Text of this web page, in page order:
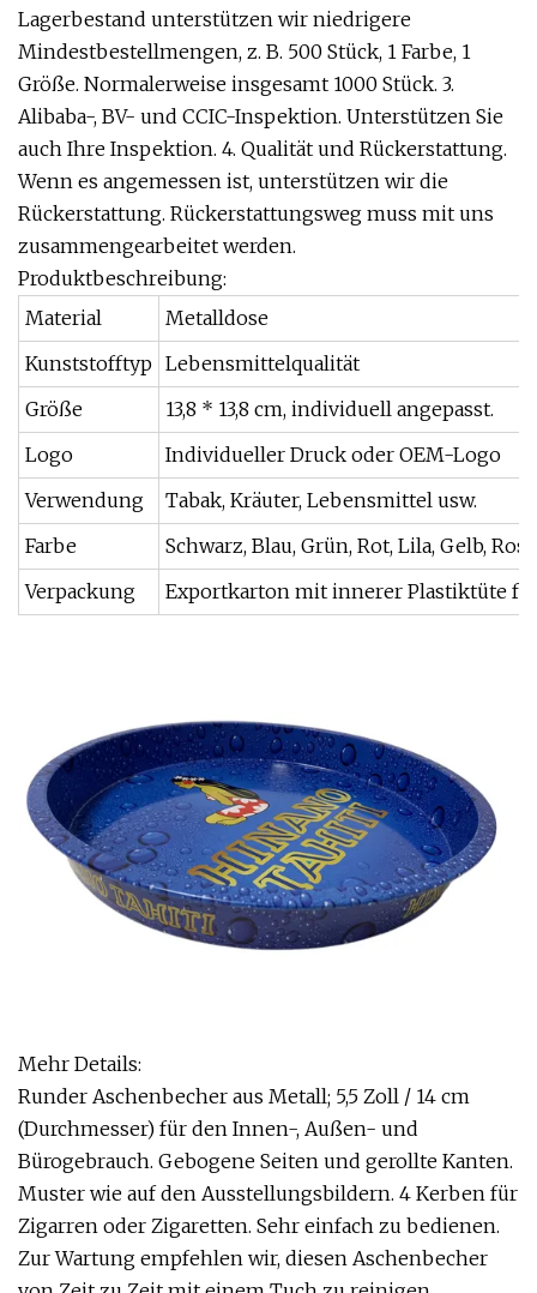
Lagerbestand unterstützen wir niedrigere
Mindestbestellmengen, z. B. 500 Stück, 1 Farbe, 1
Größe. Normalerweise insgesamt 1000 Stück. 3.
Alibaba-, BV- und CCIC-Inspektion. Unterstützen Sie
auch Ihre Inspektion. 4. Qualität und Rückerstattung.
Wenn es angemessen ist, unterstützen wir die
Rückerstattung. Rückerstattungsweg muss mit uns
zusammengearbeitet werden.
Produktbeschreibung:
Material
Metalldose
Kunststofftyp Lebensmittelqualität
Größe
13,8 * 13,8 cm, individuell angepasst.
Logo
Individueller Druck oder OEM-Logo
Verwendung
Tabak, Kräuter, Lebensmittel usw.
Farbe
Schwarz, Blau, Grün, Rot, Lila, Gelb,
Verpackung
Exportkarton mit innerer Plastiktüte
Mehr Details:
Runder Aschenbecher aus Metall; 5,5 Zoll / 14 cm
(Durchmesser) für den Innen-, Außen- und
Bürogebrauch. Gebogene Seiten und gerollte Kanten.
Muster wie auf den Ausstellungsbildern. 4 Kerben für
Zigarren oder Zigaretten. Sehr einfach zu bedienen.
Zur Wartung empfehlen wir, diesen Aschenbecher